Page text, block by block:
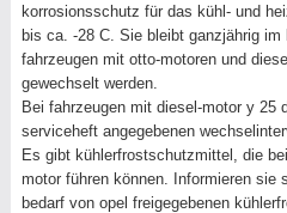
korrosionsschutz für das kühl- und
bis ca. -28 C. Sie bleibt ganzjährig
fahrzeugen mit otto-motoren und
gewechselt werden.
Bei fahrzeugen mit diesel-motor y 25
serviceheft angegebenen
Es gibt kühlerfrostschutzmittel, die
motor führen können. Informieren sie
bedarf von opel freigegebenen